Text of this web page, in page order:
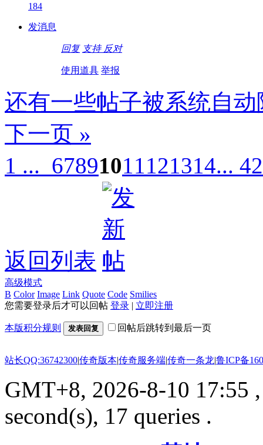
184
发消息
回复 支持 反对
使用道具 举报
还有一些帖子被系统自
下一页 »
1 ... 67891011121314... 42
返回列表
高级模式
B Color Image Link Quote Code Smilies
您需要登录后才可以回帖 登录 | 立即注册
本版积分规则 发表回复 回帖后跳转到最后一页
站长QQ:36742300|传奇版本|传奇服务端|传奇一条龙|鲁ICP备
GMT+8, 2026-8-10 17:55
second(s), 17 queries .